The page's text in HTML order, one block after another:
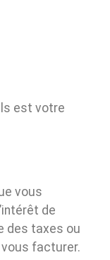
est votre
vous
de
des taxes ou
facturer.